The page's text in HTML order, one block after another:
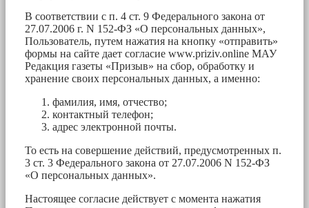
В соответствии с п. 4 ст. 9 Федерального закона от
27.07.2006 г. N 152-ФЗ «О персональных данных»,
Пользователь, путем нажатия на кнопку «отправить»
формы на сайте дает согласие www.priziv.online МАУ
Редакция газеты «Призыв» на сбор, обработку и
хранение своих персональных данных, а именно:
фамилия, имя, отчество;
контактный телефон;
адрес электронной почты.
То есть на совершение действий, предусмотренных п.
3 ст. 3 Федерального закона от 27.07.2006 N 152-ФЗ
«О персональных данных».
Настоящее согласие действует с момента нажатия